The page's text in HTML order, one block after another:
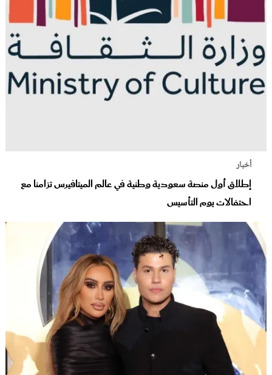
أخبار
إطلاق أول منصة سعودية وطنية في عالم الميتافيرس تزامنا مع
احتفالات يوم التأسيس